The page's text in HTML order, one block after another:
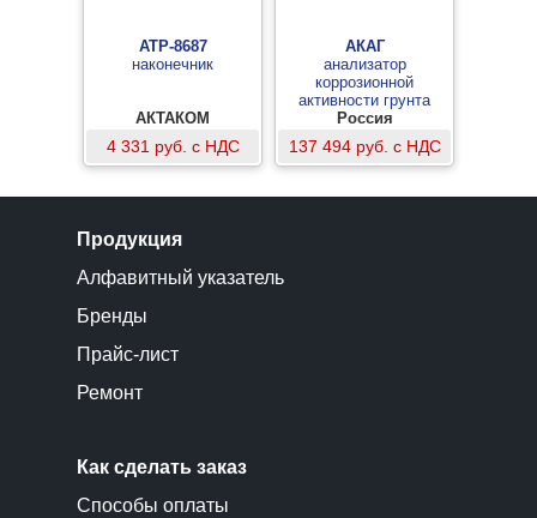
АТР-8687
наконечник
АКТАКОМ
4 331 руб. с НДС
АКАГ
анализатор
коррозионной
активности грунта
модернизированный
Россия
137 494 руб. с НДС
Продукция
Алфавитный указатель
Бренды
Прайс-лист
Ремонт
Как сделать заказ
Способы оплаты